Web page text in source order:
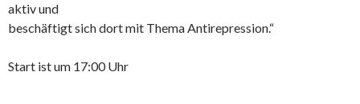
aktiv und
beschäftigt sich dort mit Thema Antirepression.“
Start ist um 17:00 Uhr